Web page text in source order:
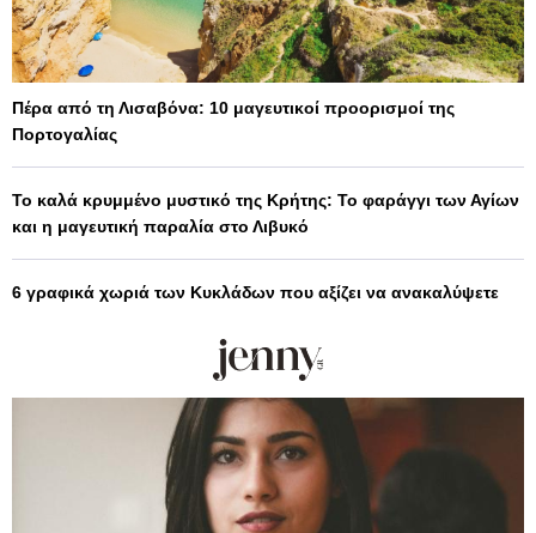
Πέρα από τη Λισαβόνα: 10 μαγευτικοί προορισμοί της
Πορτογαλίας
Το καλά κρυμμένο μυστικό της Κρήτης: Το φαράγγι των Αγίων
και η μαγευτική παραλία στο Λιβυκό
6 γραφικά χωριά των Κυκλάδων που αξίζει να ανακαλύψετε